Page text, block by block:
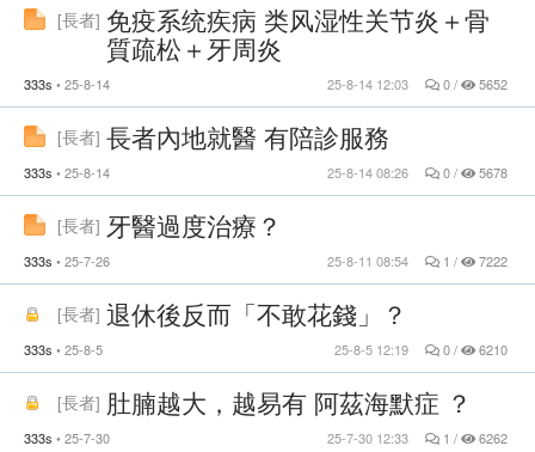
[長者] 免疫系统疾病 类风湿性关节炎＋骨
質疏松＋牙周炎
333s 25-8-14 0 / 5652
25-8-14 12:03
[長者] 長者內地就醫 有陪診服務
333s 25-8-14 0 / 5678
25-8-14 08:26
[長者] 牙醫過度治療？
333s 25-7-26 1 / 7222
25-8-11 08:54
[長者] 退休後反而「不敢花錢」？
333s 25-8-5 0 / 6210
25-8-5 12:19
[長者] 肚腩越大，越易有 阿茲海默症 ？
333s 25-7-30 1 / 6262
25-7-30 12:33